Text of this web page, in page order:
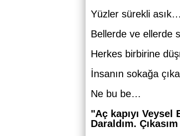
Yüzler sürekli asık…
Bellerde ve ellerde
Herkes birbirine
İnsanın sokağa
Ne bu be…
"Aç kapıyı Veysel
Daraldım.